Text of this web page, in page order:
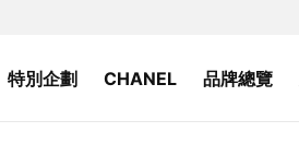
特別企劃 CHANEL 品牌總覽